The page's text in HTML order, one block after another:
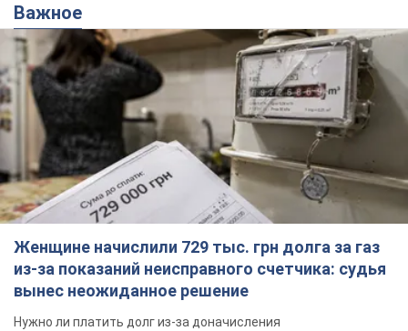
Важное
Женщине начислили 729 тыс. грн долга за газ
из-за показаний неисправного счетчика: судья
вынес неожиданное решение
Нужно ли платить долг из-за доначисления